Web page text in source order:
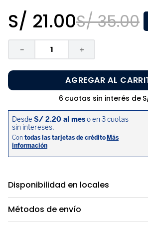
S/ 21.00S/ 35.00
＋
－
AGREGAR AL
6 cuotas sin interés de
Disponibilidad en locales
Métodos de envío